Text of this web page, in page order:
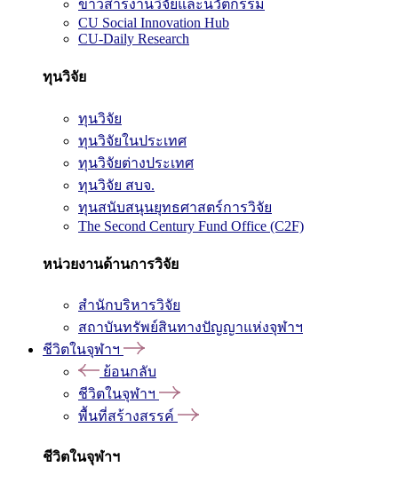
ข่าวสารงานวิจัยและนวัตกรรม
CU Social Innovation Hub
CU-Daily Research
ทุนวิจัย
ทุนวิจัย
ทุนวิจัยในประเทศ
ทุนวิจัยต่างประเทศ
ทุนวิจัย สบจ.
ทุนสนับสนุนยุทธศาสตร์การวิจัย
The Second Century Fund Office (C2F)
หน่วยงานด้านการวิจัย
สำนักบริหารวิจัย
สถาบันทรัพย์สินทางปัญญาแห่งจุฬาฯ
ชีวิตในจุฬาฯ
ย้อนกลับ
ชีวิตในจุฬาฯ
พื้นที่สร้างสรรค์
ชีวิตในจุฬาฯ